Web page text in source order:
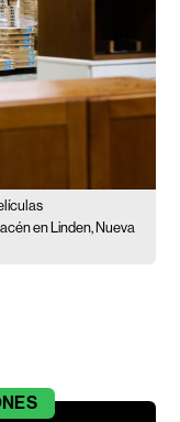
en Linden, Nueva